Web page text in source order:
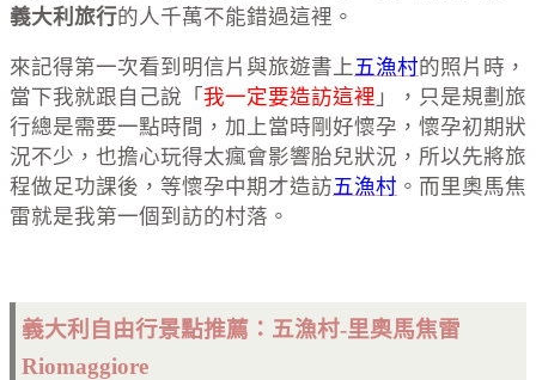
義大利旅行的人千萬不能錯過這裡。
來記得第一次看到明信片與旅遊書上五漁村的照片時，
當下我就跟自己說「 我一定要造訪這裡 」，只是規劃旅
行總是需要一點時間，加上當時剛好懷孕，懷孕初期狀
況不少，也擔心玩得太瘋會影響胎兒狀況，所以先將旅
程做足功課後，等懷孕中期才造訪五漁村 。而里奧馬焦
雷就是我第一個到訪的村落。
義大利自由行景點推薦：五漁村-里奧馬焦雷
Riomaggiore